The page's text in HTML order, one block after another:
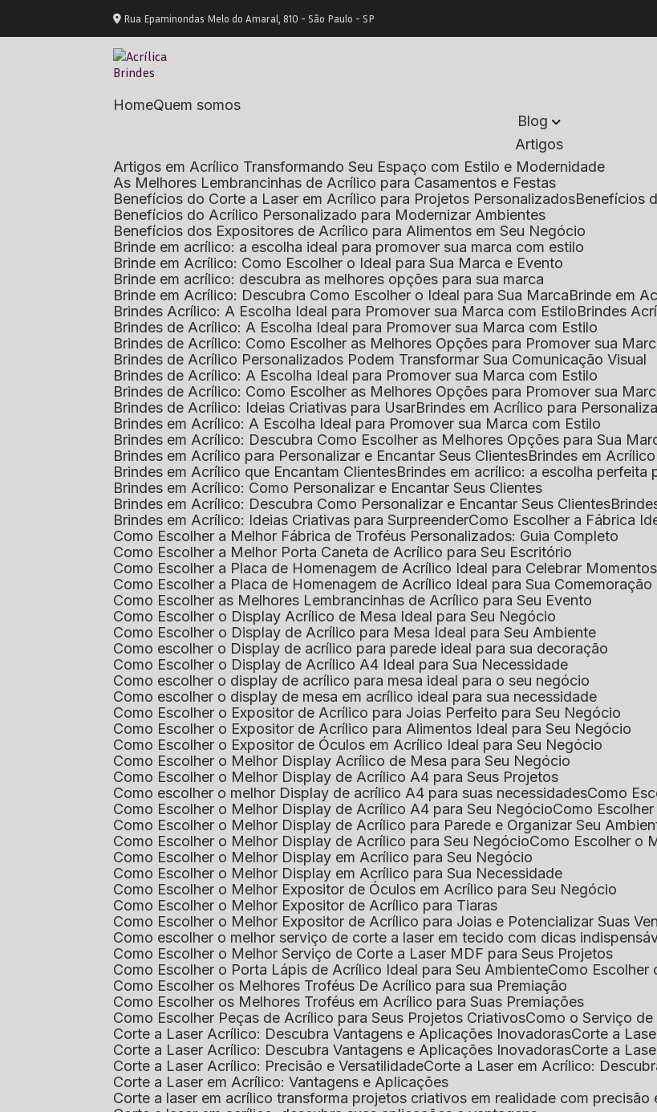
Rua Epaminondas Melo do Amaral, 810 - São Paulo - SP
Home
Quem somos
Blog
Artigos
Artigos em Acrílico Transformando Seu Espaço com Estilo e Modernidade
As Melhores Lembrancinhas de Acrílico para Casamentos e Festas
Benefícios do Corte a Laser em Acrílico para Projetos Personalizados
Benefícios
Benefícios do Acrílico Personalizado para Modernizar Ambientes
Benefícios dos Expositores de Acrílico para Alimentos em Seu Negócio
Brinde em acrílico: a escolha ideal para promover sua marca com estilo
Brinde em Acrílico: Como Escolher o Ideal para Sua Marca e Evento
Brinde em acrílico: descubra as melhores opções para sua marca
Brinde em Acrílico: Descubra Como Escolher o Ideal para Sua Marca
Brinde em
Brindes Acrílico: A Escolha Ideal para Promover sua Marca com Estilo
Brindes
Brindes de Acrílico: A Escolha Ideal para Promover sua Marca com Estilo
Brindes de Acrílico: Como Escolher as Melhores Opções para Promover sua
Brindes de Acrílico Personalizados Podem Transformar Sua Comunicação Visual
Brindes de Acrílico: A Escolha Ideal para Promover sua Marca com Estilo
Brindes de Acrílico: Como Escolher as Melhores Opções para Promover sua
Brindes de Acrílico: Ideias Criativas para Usar
Brindes em Acrílico para
Brindes em Acrílico: A Escolha Ideal para Promover sua Marca com Estilo
Brindes em Acrílico: Descubra Como Escolher as Melhores Opções para Sua
Brindes em Acrílico para Personalizar e Encantar Seus Clientes
Brindes em
Brindes em Acrílico que Encantam Clientes
Brindes em acrílico: a escolha
Brindes em Acrílico: Como Personalizar e Encantar Seus Clientes
Brindes em Acrílico: Descubra Como Personalizar e Encantar Seus Clientes
Brindes em Acrílico: Ideias Criativas para Surpreender
Como Escolher a Fábrica
Como Escolher a Melhor Fábrica de Troféus Personalizados: Guia Completo
Como Escolher a Melhor Porta Caneta de Acrílico para Seu Escritório
Como Escolher a Placa de Homenagem de Acrílico Ideal para Celebrar
Como Escolher a Placa de Homenagem de Acrílico Ideal para Sua Comemoração
Como Escolher as Melhores Lembrancinhas de Acrílico para Seu Evento
Como Escolher o Display Acrílico de Mesa Ideal para Seu Negócio
Como Escolher o Display de Acrílico para Mesa Ideal para Seu Ambiente
Como escolher o Display de acrílico para parede ideal para sua decoração
Como Escolher o Display de Acrílico A4 Ideal para Sua Necessidade
Como escolher o display de acrílico para mesa ideal para o seu negócio
Como escolher o display de mesa em acrílico ideal para sua necessidade
Como Escolher o Expositor de Acrílico para Joias Perfeito para Seu Negócio
Como Escolher o Expositor de Acrílico para Alimentos Ideal para Seu Negócio
Como Escolher o Expositor de Óculos em Acrílico Ideal para Seu Negócio
Como Escolher o Melhor Display Acrílico de Mesa para Seu Negócio
Como Escolher o Melhor Display de Acrílico A4 para Seus Projetos
Como escolher o melhor Display de acrílico A4 para suas necessidades
Como
Como Escolher o Melhor Display de Acrílico A4 para Seu Negócio
Como
Como Escolher o Melhor Display de Acrílico para Parede e Organizar Seu
Como Escolher o Melhor Display de Acrílico para Seu Negócio
Como Escolher
Como Escolher o Melhor Display em Acrílico para Seu Negócio
Como Escolher o Melhor Display em Acrílico para Sua Necessidade
Como Escolher o Melhor Expositor de Óculos em Acrílico para Seu Negócio
Como Escolher o Melhor Expositor de Acrílico para Tiaras
Como Escolher o Melhor Expositor de Acrílico para Joias e Potencializar Suas
Como escolher o melhor serviço de corte a laser em tecido com dicas
Como Escolher o Melhor Serviço de Corte a Laser MDF para Seus Projetos
Como Escolher o Porta Lápis de Acrílico Ideal para Seu Ambiente
Como
Como Escolher os Melhores Troféus De Acrílico para sua Premiação
Como Escolher os Melhores Troféus em Acrílico para Suas Premiações
Como Escolher Peças de Acrílico para Seus Projetos Criativos
Como o Serviço
Corte a Laser Acrílico: Descubra Vantagens e Aplicações Inovadoras
Corte a
Corte a Laser Acrílico: Descubra Vantagens e Aplicações Inovadoras
Corte a
Corte a Laser Acrílico: Precisão e Versatilidade
Corte a Laser em Acrílico:
Corte a Laser em Acrílico: Vantagens e Aplicações
Corte a laser em acrílico transforma projetos criativos em realidade com precisão